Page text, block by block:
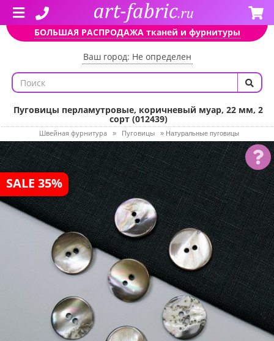
БОЛЬШАЯ РАСПРОДАЖА тканей и фурнитуры
Ваш город: Не определен
Пуговицы перламутровые, коричневый муар, 22 мм, 2
сорт (012439)
Швейная фурнитура » Пуговицы » Натуральные пуговицы
SALE 35%